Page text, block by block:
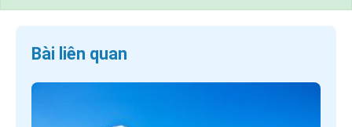
Bài liên quan